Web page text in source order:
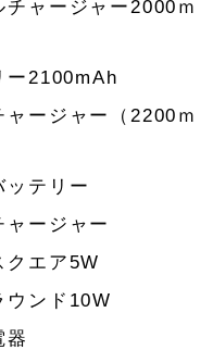
ャージャー2000ｍ
ー2100mAh
ージャー（2200ｍ
ッテリー
ャージャー
クエア5W
ウンド10W
器